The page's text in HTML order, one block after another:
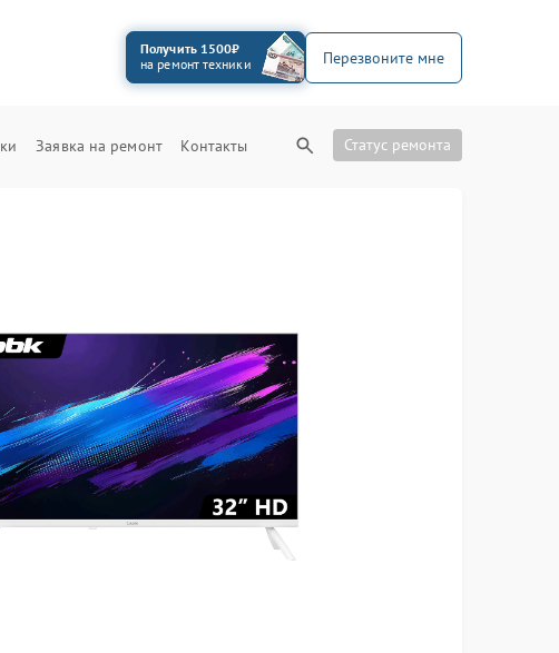
Получить 1500₽
на ремонт техники
Перезвоните мне
Заявка на ремонт Контакты Статус ремонта